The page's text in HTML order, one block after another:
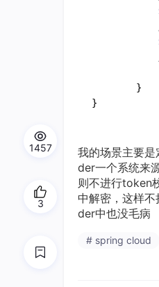
        }
}
我的场景主要
der一个系统来
则不进行token
中解密，这样
der中也没毛病
# spring cloud
1457
3